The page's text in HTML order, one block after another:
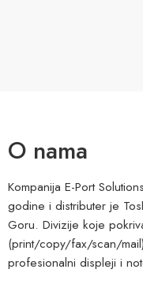
O nama
Kompanija E-Port
godine i distributer je
Goru. Divizije koje
(print/copy/fax/scan/
profesionalni displeji i